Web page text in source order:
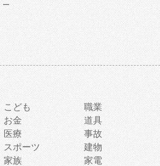
ー
こども 職業
お金 道具
医療 事故
スポーツ 建物
家族 家電